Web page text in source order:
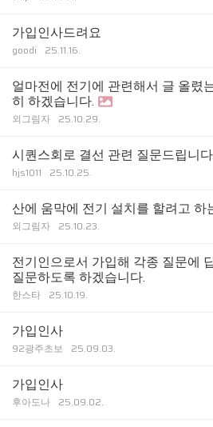
가입인사드려요
goodi 25.11.16.
얼마전에 전기에 관련해서 글 올렸
히 하겠습니다.
외그림자 25.10.29.
시퀀스회로 결선 관련 질문드립니
hjs1011 25.10.25.
산에 움막에 전기 설치를 할려고 하
외그림자 25.10.23.
전기인으로서 가입해 각종 질문에
질문하도록 하겠습니다.
한스타 25.10.19.
가입인사
92광주초보 25.09.03.
가입인사
후아도나 25.09.02.